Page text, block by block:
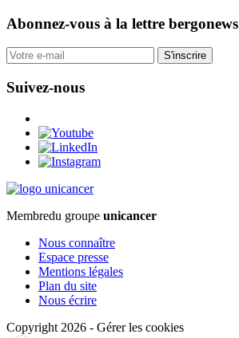
Abonnez-vous à la lettre bergonews
S'inscrire
Suivez-nous
Membredu groupe unicancer
Nous connaître
Espace presse
Mentions légales
Plan du site
Nous écrire
Copyright 2026 - Gérer les cookies